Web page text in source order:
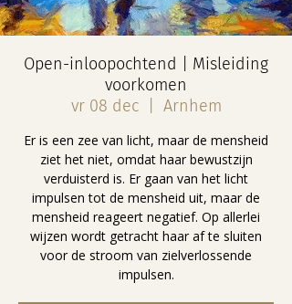
Open-inloopochtend | Misleiding
voorkomen
vr 08 dec
  |
Arnhem
Er is een zee van licht, maar de mensheid
ziet het niet, omdat haar bewustzijn
verduisterd is. Er gaan van het licht
impulsen tot de mensheid uit, maar de
mensheid reageert negatief. Op allerlei
wijzen wordt getracht haar af te sluiten
voor de stroom van zielverlossende
impulsen.